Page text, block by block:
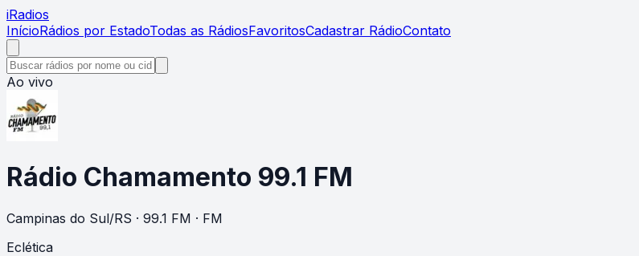
iRadios
InícioRádios por EstadoTodas as RádiosFavoritosCadastrar RádioContato
Ao vivo
Rádio Chamamento 99.1 FM
Campinas do Sul/RS · 99.1 FM · FM
Eclética